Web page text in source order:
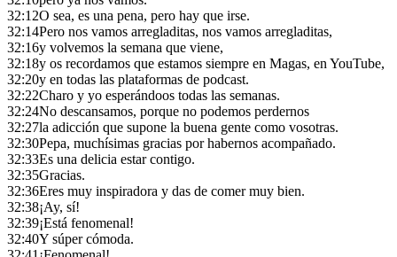
32:12O sea, es una pena, pero hay que irse.
32:14Pero nos vamos arregladitas, nos vamos arregladitas,
32:16y volvemos la semana que viene,
32:18y os recordamos que estamos siempre en Magas, en YouTube,
32:20y en todas las plataformas de podcast.
32:22Charo y yo esperándoos todas las semanas.
32:24No descansamos, porque no podemos perdernos
32:27la adicción que supone la buena gente como vosotras.
32:30Pepa, muchísimas gracias por habernos acompañado.
32:33Es una delicia estar contigo.
32:35Gracias.
32:36Eres muy inspiradora y das de comer muy bien.
32:38¡Ay, sí!
32:39¡Está fenomenal!
32:40Y súper cómoda.